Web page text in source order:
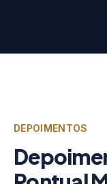
DEPOIMENTOS